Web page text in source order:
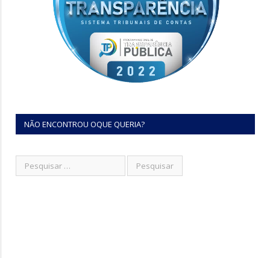
NÃO ENCONTROU OQUE QUERIA?